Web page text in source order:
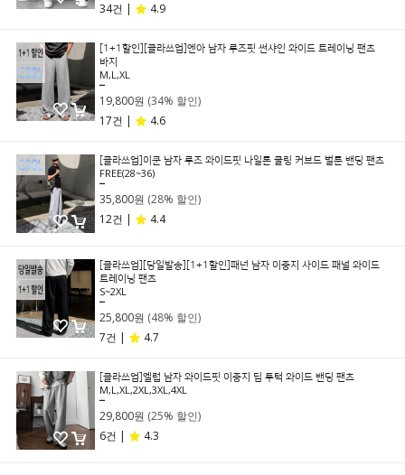
34건 |
4.9
[1+1할인][클라쓰업]엔아 남자 루즈핏 썬샤인 와이드 트레이닝 팬츠
바지
M,L,XL
19,800원 (34% 할인)
17건 |
4.6
[클라쓰업]이쿤 남자 루즈 와이드핏 나일론 쿨링 커브드 벌룬 밴딩 팬츠
FREE(28~36)
35,800원 (28% 할인)
12건 |
4.4
[클라쓰업][당일발송][1+1할인]패넌 남자 이중지 사이드 패널 와이드
트레이닝 팬츠
S~2XL
25,800원 (48% 할인)
7건 |
4.7
[클라쓰업]엘럽 남자 와이드핏 이중지 딥 투턱 와이드 밴딩 팬츠
M,L,XL,2XL,3XL,4XL
29,800원 (25% 할인)
6건 |
4.3